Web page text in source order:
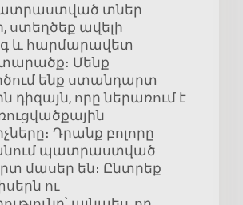
տներ
ստեղծեք ավելի
և հարմարավետ
Մենք
ենք ստանդարտ
դիզայն, որը ներառում է
Դրանք բոլորը
պատրաստված
մասեր են։ Ընտրեք
ու